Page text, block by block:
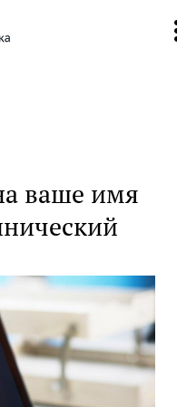
ваше имя